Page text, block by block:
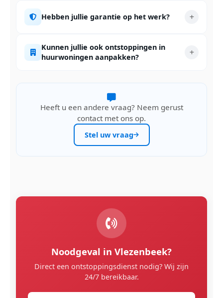
Hebben jullie garantie op het werk?
Kunnen jullie ook ontstoppingen in
huurwoningen aanpakken?
Heeft u een andere vraag? Neem gerust
contact met ons op.
Stel uw vraag
Noodgeval in Vlezenbeek?
Direct een ontstoppingsdienst nodig? Wij zijn
24/7 bereikbaar.